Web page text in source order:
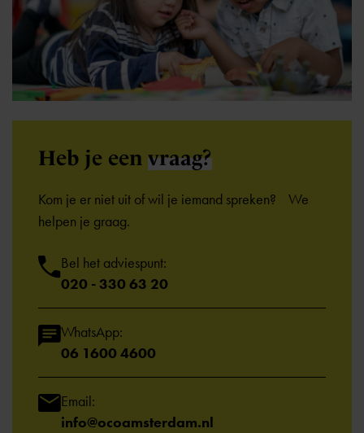
Heb je een vraag?
Kom je er niet uit of wil je iemand spreken? We
helpen je graag.
Bel het adviespunt:
020 - 330 63 20
WhatsApp:
06 1600 4600
Email:
info@ocoamsterdam.nl